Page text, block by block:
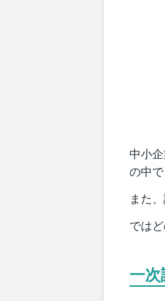
中小
の中
また
では
一